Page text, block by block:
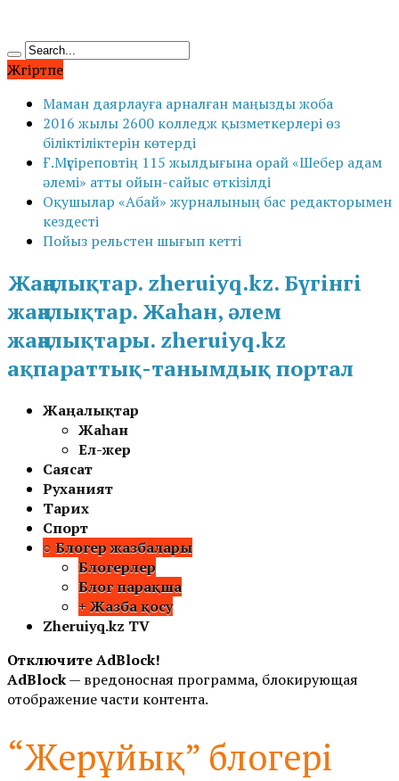
Жүгіртпе
Маман даярлауға арналған маңызды жоба
2016 жылы 2600 колледж қызметкерлері өз
біліктіліктерін көтерді
Ғ.Мүсіреповтің 115 жылдығына орай «Шебер адам
әлемі» атты ойын-сайыс өткізілді
Оқушылар «Абай» журналының бас редакторымен
кездесті
Пойыз рельстен шығып кетті
Жаңалықтар. zheruiyq.kz. Бүгінгі
жаңалықтар. Жаһан, әлем
жаңалықтары. zheruiyq.kz
ақпараттық-танымдық портал
Жаңалықтар
Жаһан
Ел-жер
Саясат
Руханият
Тарих
Спорт
○ Блогер жазбалары
Блогерлер
Блог парақша
+ Жазба қосу
Zheruiyq.kz TV
Отключите AdBlock!
AdBlock— вредоносная программа, блокирующая
отображение части контента.
“Жерұйық” блогері